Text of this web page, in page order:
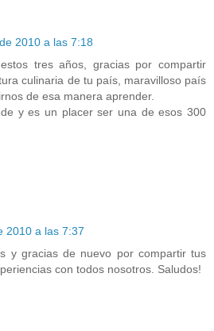
2010 a las 7:18
tres años, gracias por compartir
culinaria de tu país, maravilloso país
de esa manera aprender.
y es un placer ser una de esos 300
2010 a las 7:37
y gracias de nuevo por compartir tus
con todos nosotros. Saludos!